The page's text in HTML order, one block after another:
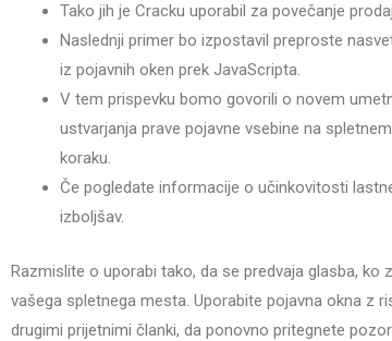
Tako jih je Cracku uporabil za povečanje
Naslednji primer bo izpostavil preproste
iz pojavnih oken prek JavaScripta.
V tem prispevku bomo govorili o novem
ustvarjanja prave pojavne vsebine na
koraku.
Če pogledate informacije o učinkovitosti
izboljšav.
Razmislite o uporabi tako, da se predvaja glasba,
vašega spletnega mesta. Uporabite pojavna okna z
drugimi prijetnimi članki, da ponovno pritegnete